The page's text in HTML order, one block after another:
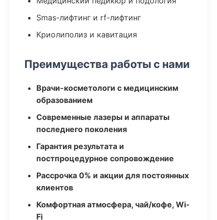
Smas-лифтинг и rf-лифтинг
Криолиполиз и кавитация
Преимущества работы с нами
Врачи-косметологи с медицинским
образованием
Современные лазеры и аппараты
последнего поколения
Гарантия результата и
постпроцедурное сопровождение
Рассрочка 0% и акции для постоянных
клиентов
Комфортная атмосфера, чай/кофе, Wi-
Fi